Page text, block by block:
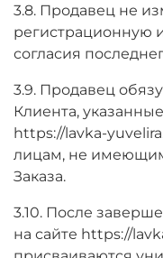
3.8. Продавец не
регистрационную
согласия
3.9. Продавец
Клиента,
https://lavka-
лицам, не
Заказа.
3.10. После
на сайте https://